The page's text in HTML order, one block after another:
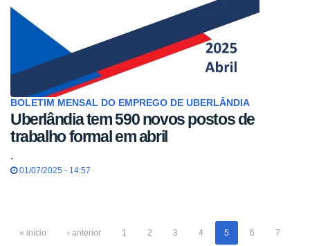
BOLETIM MENSAL DO EMPREGO DE UBERLÂNDIA
Uberlândia tem 590 novos postos de
trabalho formal em abril
.
01/07/2025 - 14:57
« início ‹ anterior 1 2 3 4 5 6 7